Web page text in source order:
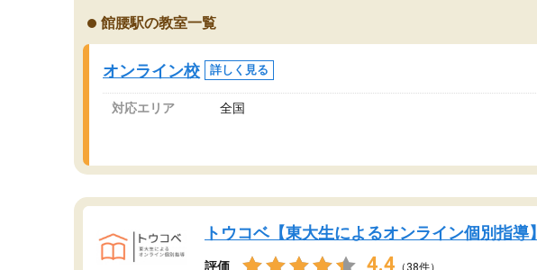
館腰駅の教室一覧
オンライン校 詳しく見る
対応エリア 全国
トウコベ【東大生によるオンライン個別指導】
評価 4.4 （38件）